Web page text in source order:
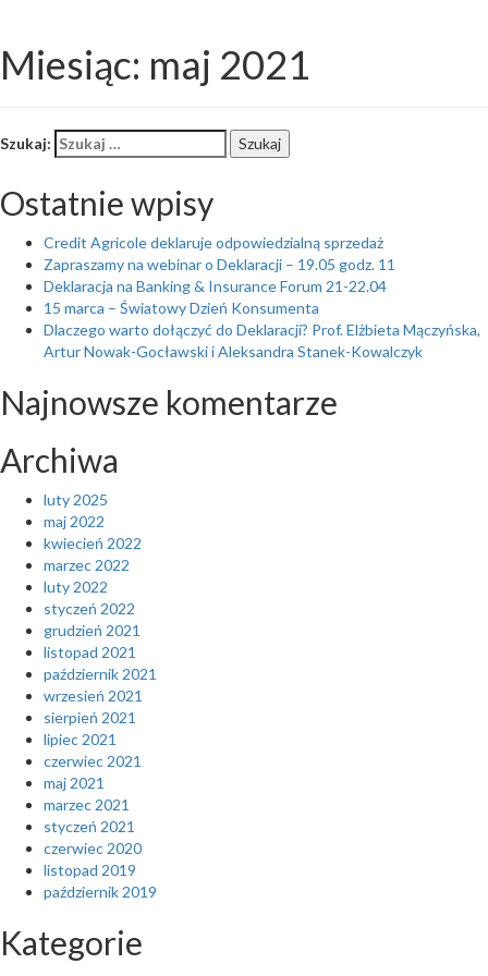
Miesiąc: maj 2021
Szukaj: Szukaj
Ostatnie wpisy
Credit Agricole deklaruje odpowiedzialną sprzedaż
Zapraszamy na webinar o Deklaracji – 19.05 godz. 11
Deklaracja na Banking & Insurance Forum 21-22.04
15 marca – Światowy Dzień Konsumenta
Dlaczego warto dołączyć do Deklaracji? Prof. Elżbieta Mączyńska,
Artur Nowak-Gocławski i Aleksandra Stanek-Kowalczyk
Najnowsze komentarze
Archiwa
luty 2025
maj 2022
kwiecień 2022
marzec 2022
luty 2022
styczeń 2022
grudzień 2021
listopad 2021
październik 2021
wrzesień 2021
sierpień 2021
lipiec 2021
czerwiec 2021
maj 2021
marzec 2021
styczeń 2021
czerwiec 2020
listopad 2019
październik 2019
Kategorie